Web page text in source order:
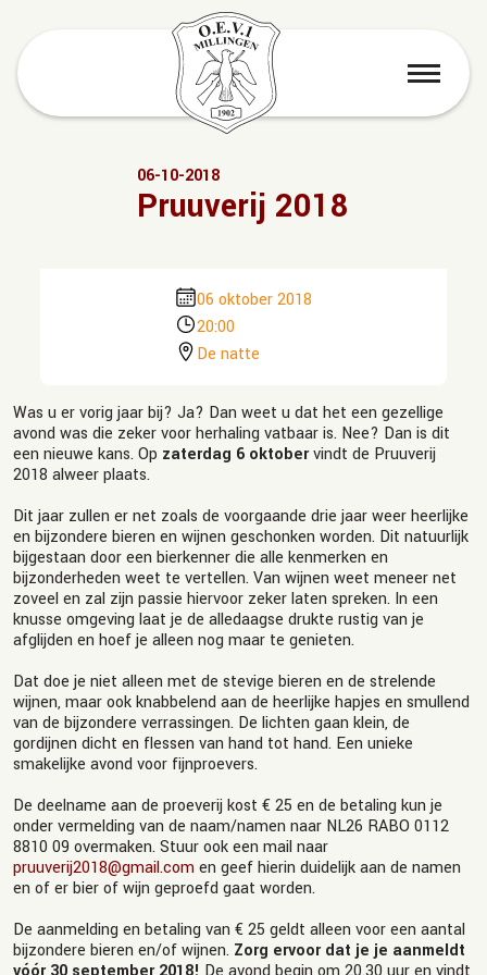
menu
06-10-2018
Pruuverij 2018
06 oktober 2018
20:00
De natte
Was u er vorig jaar bij? Ja? Dan weet u dat het een gezellige
avond was die zeker voor herhaling vatbaar is. Nee? Dan is dit
een nieuwe kans. Op zaterdag 6 oktobervindt de Pruuverij
2018 alweer plaats.
Dit jaar zullen er net zoals de voorgaande drie jaar weer heerlijke
en bijzondere bieren en wijnen geschonken worden. Dit natuurlijk
bijgestaan door een bierkenner die alle kenmerken en
bijzonderheden weet te vertellen. Van wijnen weet meneer net
zoveel en zal zijn passie hiervoor zeker laten spreken. In een
knusse omgeving laat je de alledaagse drukte rustig van je
afglijden en hoef je alleen nog maar te genieten.
Dat doe je niet alleen met de stevige bieren en de strelende
wijnen, maar ook knabbelend aan de heerlijke hapjes en smullend
van de bijzondere verrassingen. De lichten gaan klein, de
gordijnen dicht en flessen van hand tot hand. Een unieke
smakelijke avond voor fijnproevers.
De deelname aan de proeverij kost € 25 en de betaling kun je
onder vermelding van de naam/namen naar NL26 RABO 0112
8810 09 overmaken. Stuur ook een mail naar
pruuverij2018@gmail.comen geef hierin duidelijk aan de namen
en of er bier of wijn geproefd gaat worden.
De aanmelding en betaling van € 25 geldt alleen voor een aantal
bijzondere bieren en/of wijnen. Zorg ervoor dat je je aanmeldt